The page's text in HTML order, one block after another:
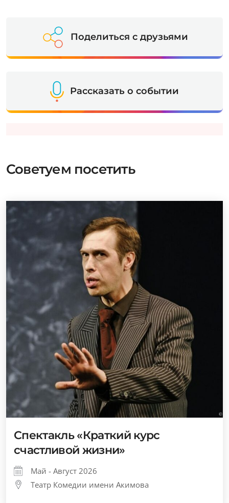
Поделиться с друзьями
Рассказать о событии
Советуем посетить
Спектакль «Краткий курс
счастливой жизни»
Май - Август 2026
Театр Комедии имени Акимова